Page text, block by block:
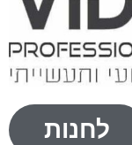
לחנות